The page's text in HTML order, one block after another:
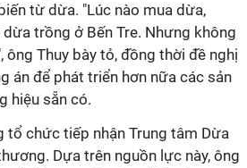
từ dừa. "Lúc nào mua dừa,
trồng ở Bến Tre. Nhưng không
ông Thuy bày tỏ, đồng thời đề nghị
án để phát triển hơn nữa các sản
hiệu sẵn có.
tổ chức tiếp nhận Trung tâm Dừa
Dựa trên nguồn lực này, ông